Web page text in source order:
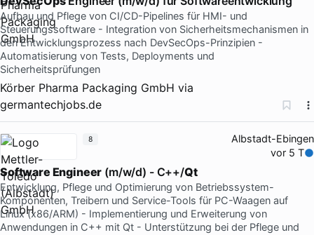
Aufbau und Pflege von CI/CD-Pipelines für HMI- und
Steuerungssoftware - Integration von Sicherheitsmechanismen in
den Entwicklungsprozess nach DevSecOps-Prinzipien -
Automatisierung von Tests, Deployments und
Sicherheitsprüfungen
Körber Pharma Packaging GmbH via
germantechjobs.de
Albstadt-Ebingen
vor 5 T
Software Engineer (m/w/d) - C++/Qt
Entwicklung, Pflege und Optimierung von Betriebssystem-
Komponenten, Treibern und Service-Tools für PC-Waagen auf
Linux (x86/ARM) - Implementierung und Erweiterung von
Anwendungen in C++ mit Qt - Unterstützung bei der Pflege und
8